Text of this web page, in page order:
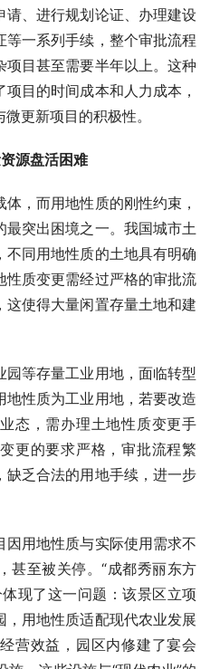
、进行规划论证、办理建设
一系列手续，整个审批流程
目甚至需要半年以上。这种
目的时间成本和人力成本，
更新项目的积极性。
源盘活困难
，而用地性质的刚性约束，
突出困境之一。我国城市土
同用地性质的土地具有明确
性质变更需经过严格的审批流
使得大量闲置存量土地和建
等存量工业用地，面临转型
性质为工业用地，若要改造
态，需办理土地性质变更手
更的要求严格，审批流程繁
乏合法的用地手续，进一步
因用地性质与实际使用需求不
甚至被关停。“成都秀丽东方
现了这一问题：该景区立项
用地性质适配现代农业发展
营效益，园区内修建了宴会